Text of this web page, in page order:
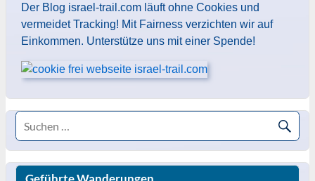
Der Blog israel-trail.com läuft ohne Cookies und
vermeidet Tracking! Mit Fairness verzichten wir auf
Einkommen. Unterstütze uns mit einer Spende!